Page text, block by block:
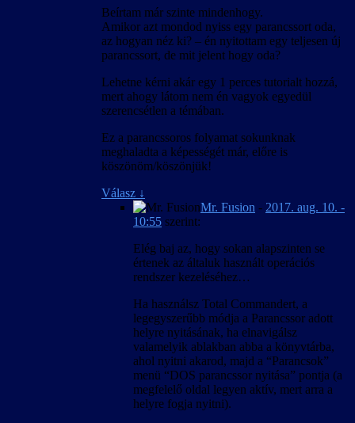
Beírtam már szinte mindenhogy.
Amikor azt mondod nyiss egy parancssort oda,
az hogyan néz ki? – én nyitottam egy teljesen új
parancssort, de mit jelent hogy oda?
Lehetne kérni akár egy 1 perces tutorialt hozzá,
mert ahogy látom nem én vagyok egyedül
szerencsétlen a témában.
Ez a parancssoros folyamat sokunknak
meghaladta a képességét már, előre is
köszönöm/köszönjük!
Válasz ↓
Mr. Fusion - 2017. aug. 10. -
10:55 szerint:
Elég baj az, hogy sokan alapszinten se
értenek az általuk használt operációs
rendszer kezeléséhez…
Ha használsz Total Commandert, a
legegyszerűbb módja a Parancssor adott
helyre nyitásának, ha elnavigálsz
valamelyik ablakban abba a könyvtárba,
ahol nyitni akarod, majd a “Parancsok”
menü “DOS parancssor nyitása” pontja (a
megfelelő oldal legyen aktív, mert arra a
helyre fogja nyitni).